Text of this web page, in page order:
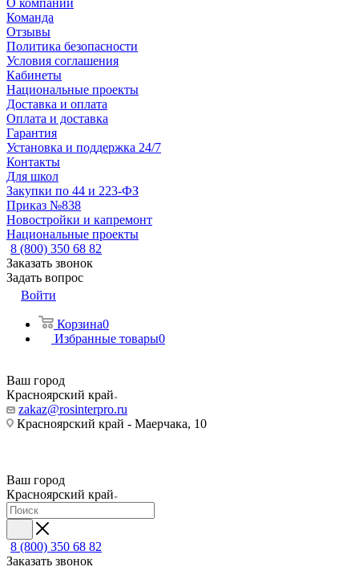
О компании
Команда
Отзывы
Политика безопасности
Условия соглашения
Кабинеты
Национальные проекты
Доставка и оплата
Оплата и доставка
Гарантия
Установка и поддержка 24/7
Контакты
Для школ
Закупки по 44 и 223-ФЗ
Приказ №838
Новостройки и капремонт
Национальные проекты
8 (800) 350 68 82
Заказать звонок
Задать вопрос
Войти
Корзина0
Избранные товары0
Ваш город
Красноярский край
zakaz@rosinterpro.ru
Красноярский край - Маерчака, 10
Ваш город
Красноярский край
8 (800) 350 68 82
Заказать звонок